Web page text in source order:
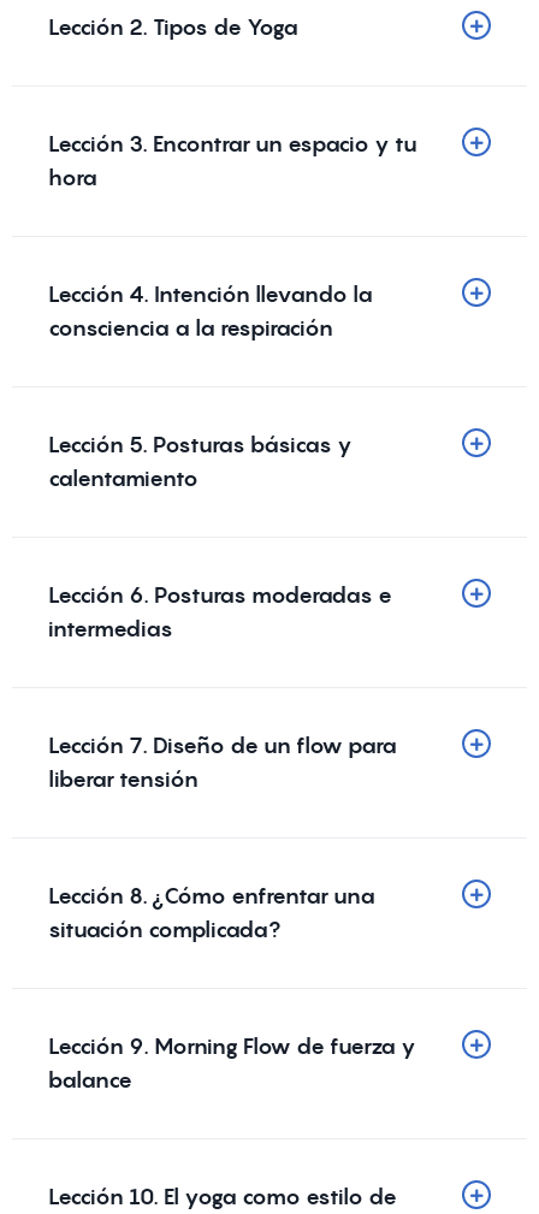
Lección 2. Tipos de Yoga
Lección 3. Encontrar un espacio y tu
hora
Lección 4. Intención llevando la
consciencia a la respiración
Lección 5. Posturas básicas y
calentamiento
Lección 6. Posturas moderadas e
intermedias
Lección 7. Diseño de un flow para
liberar tensión
Lección 8. ¿Cómo enfrentar una
situación complicada?
Lección 9. Morning Flow de fuerza y
balance
Lección 10. El yoga como estilo de